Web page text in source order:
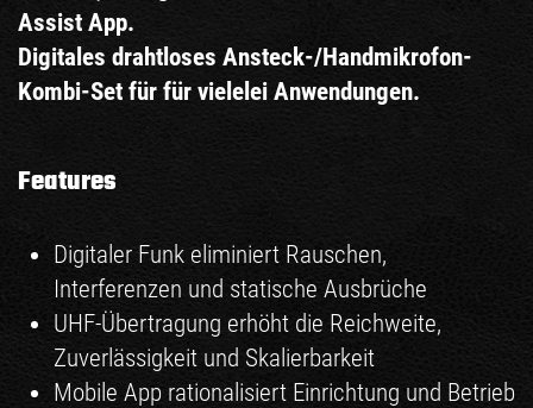
Assist App.
Digitales drahtloses Ansteck-/Handmikrofon-
Kombi-Set für für vielelei Anwendungen.
Features
Digitaler Funk eliminiert Rauschen,
Interferenzen und statische Ausbrüche
UHF-Übertragung erhöht die Reichweite,
Zuverlässigkeit und Skalierbarkeit
Mobile App rationalisiert Einrichtung und Betrieb